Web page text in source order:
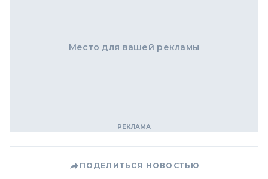
Место для вашей рекламы
ПОДЕЛИТЬСЯ НОВОСТЬЮ